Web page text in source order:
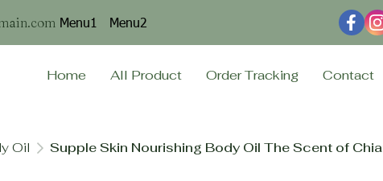
Menu1 Menu2
Home All Product Order Tracking Contact
Oil Supple Skin Nourishing Body Oil The Scent of